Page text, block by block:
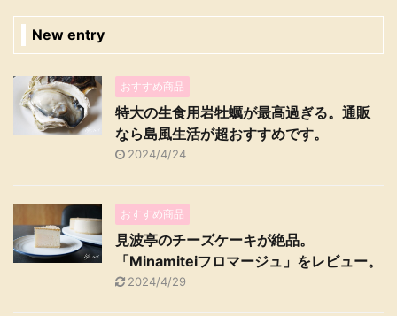
New entry
おすすめ商品
特大の生食用岩牡蠣が最高過ぎる。通販
なら島風生活が超おすすめです。
2024/4/24
おすすめ商品
見波亭のチーズケーキが絶品。
「Minamiteiフロマージュ」をレビュー。
2024/4/29